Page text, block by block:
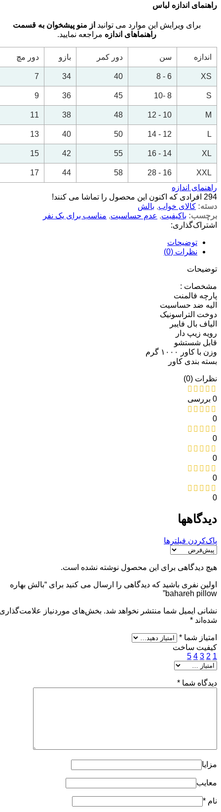
راهنمای اندازه لباس
برای ویرایش این موارد می توانید از منو پیشخوان به قسمت
راهنماهای اندازه مراجعه نمایید.
اندازه سن دور کمر بازو دور مچ
XS
6 - 8
40
34
7
S
8 -10
45
36
9
M
10 - 12
48
38
11
L
12 - 14
50
40
13
XL
14 - 16
55
42
15
XXL
16 - 28
58
44
17
راهنمای اندازه
294 افرادی که اکنون این محصول را تماشا می کنند!
دسته: کالای خواب, بالش
برچسب: باکیفیت, عدم حساسیت, مناسب برای یک نفر
اشتراک‌گذاری:
توضیحات
نظرات (0)
توضیحات
مشخصات :
پارچه فالمنت
الیه ضد حساسیت
دوخت التراسونیک
الیاف بال فایبر
رویه زیپ دار
قابل شستشو
وزن با کاور ۱۰۰۰ گرم
بسته بندی کاور
نظرات (0)
0 بررسی
0
0
0
0
0
دیدگاهها
پاک‌کردن فیلترها
هیچ دیدگاهی برای این محصول نوشته نشده است.
اولین نفری باشید که دیدگاهی را ارسال می کنید برای “بالش بهاره
bahareh pillow”
نشانی ایمیل شما منتشر نخواهد شد. بخش‌های موردنیاز
شده‌اند *
امتیاز شما *
کیفیت ساخت
1
2
3
4
5
دیدگاه شما *
مزایا
معایب
نام *